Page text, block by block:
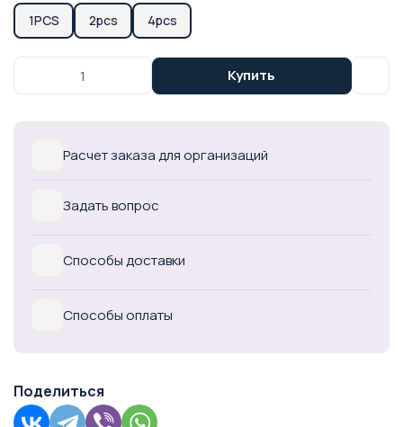
1PCS 2pcs 4pcs
Купить
Расчет заказа для организаций
Задать вопрос
Способы доставки
Способы оплаты
Поделиться